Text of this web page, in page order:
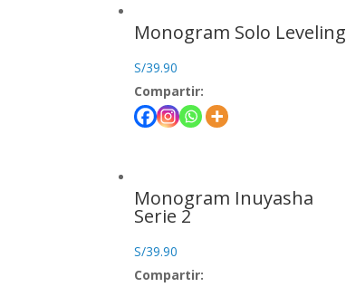
Monogram Solo Leveling
S/39.90
Compartir:
Monogram Inuyasha
Serie 2
S/39.90
Compartir: